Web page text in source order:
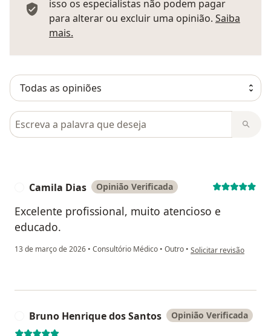
isso os especialistas não podem pagar
para alterar ou excluir uma opinião. Saiba
mais.
Pesquisar em opiniões
Camila Dias Opinião Verificada
Excelente profissional, muito atencioso e
educado.
13 de março de 2026 • Consultório Médico • Outro • na opinião do utilizador
Solicitar revisão
Bruno Henrique dos Santos Opinião Verificada